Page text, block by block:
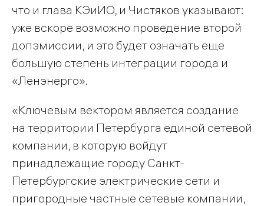
что и глава КЭиИО, и Чистяков указывают:
уже вскоре возможно проведение второй
допэмиссии, и это будет означать еще
большую степень интеграции города и
«Ленэнерго».
«Ключевым вектором является создание
на территории Петербурга единой сетевой
компании, в которую войдут
принадлежащие городу Санкт-
Петербургские электрические сети и
пригородные частные сетевые компании,